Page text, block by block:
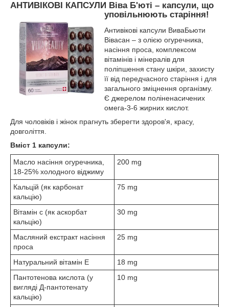
АНТИВІКОВІ КАПСУЛИ Віва Б'юті – капсули, що
уповільнюють старіння!
Антивікові капсули ВиваБьюти
Вівасан – з олією огуречника,
насіння проса, комплексом
вітамінів і мінералів для
поліпшення стану шкіри, захисту
її від передчасного старіння і для
загального зміцнення організму.
Є джерелом поліненасичених
омега-3-6 жирних кислот.
Для чоловіків і жінок прагнуть зберегти здоров'я, красу,
довголіття.
Вміст 1 капсули:
Масло насіння огуречника,
18-25% холодного віджиму
200 mg
Кальцій (як карбонат
кальцію)
75 mg
Вітамін с (як аскорбат
кальцію)
30 mg
Масляний екстракт насіння
проса
25 mg
Натуральний вітамін E
18 mg
Пантотенова кислота (у
вигляді Д-пантотенату
кальцію)
10 mg